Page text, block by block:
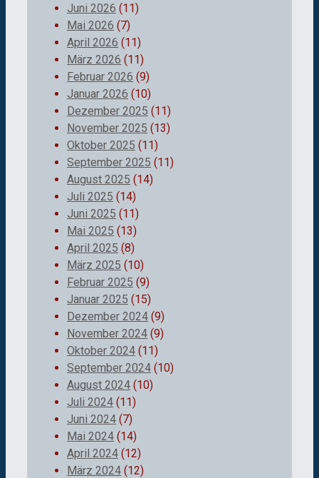
Juni 2026 (11)
Mai 2026 (7)
April 2026 (11)
März 2026 (11)
Februar 2026 (9)
Januar 2026 (10)
Dezember 2025 (11)
November 2025 (13)
Oktober 2025 (11)
September 2025 (11)
August 2025 (14)
Juli 2025 (14)
Juni 2025 (11)
Mai 2025 (13)
April 2025 (8)
März 2025 (10)
Februar 2025 (9)
Januar 2025 (15)
Dezember 2024 (9)
November 2024 (9)
Oktober 2024 (11)
September 2024 (10)
August 2024 (10)
Juli 2024 (11)
Juni 2024 (7)
Mai 2024 (14)
April 2024 (12)
März 2024 (12)